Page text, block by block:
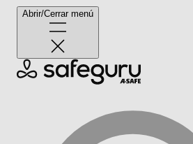
Abrir/Cerrar menú